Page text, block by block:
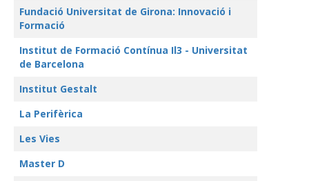
Fundació Universitat de Girona: Innovació i
Formació
Institut de Formació Contínua Il3 - Universitat
de Barcelona
Institut Gestalt
La Perifèrica
Les Vies
Master D